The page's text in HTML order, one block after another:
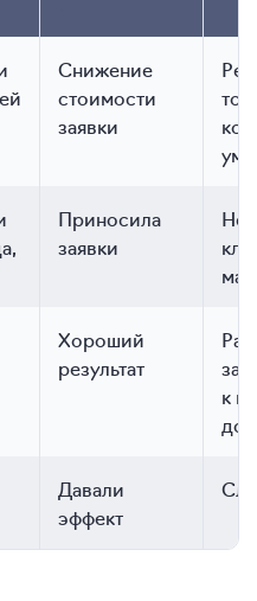
Снижение
стоимости
заявки
Приносила
заявки
Хороший
результат
к
до
Давали
эффект